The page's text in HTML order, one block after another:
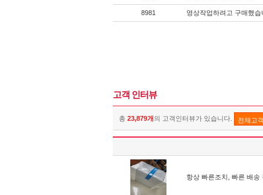
8981 영상작업하려고 구매했습
고객 인터뷰
총 23,879개의 고객인터뷰가 있습니다. 전체고
항상 빠른조치, 빠른 배송